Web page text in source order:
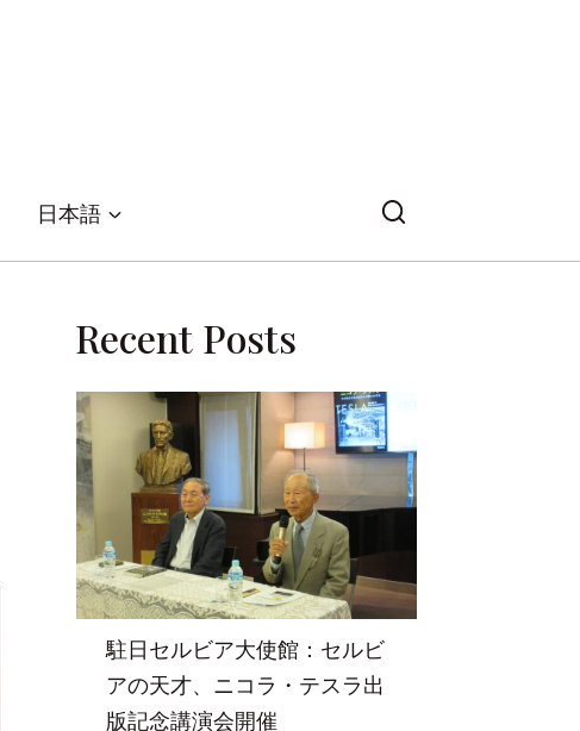
日本語
Recent Posts
駐日セルビア大使館：セルビ
アの天才、ニコラ・テスラ出
版記念講演会開催